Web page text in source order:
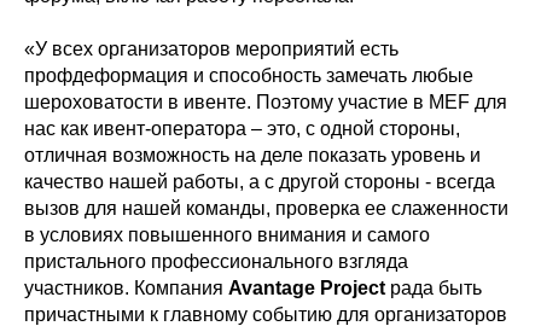
«У всех организаторов мероприятий есть
профдеформация и способность замечать любые
шероховатости в ивенте. Поэтому участие в MEF для
нас как ивент-оператора – это, с одной стороны,
отличная возможность на деле показать уровень и
качество нашей работы, а с другой стороны - всегда
вызов для нашей команды, проверка ее слаженности
в условиях повышенного внимания и самого
пристального профессионального взгляда
участников. Компания Avantage Project рада быть
причастными к главному событию для организаторов